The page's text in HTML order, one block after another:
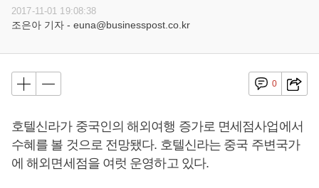
2017-11-01 19:08:38
조은아 기자 - euna@businesspost.co.kr
0
호텔신라가 중국인의 해외여행 증가로 면세점사업에서
수혜를 볼 것으로 전망됐다. 호텔신라는 중국 주변국가
에 해외면세점을 여럿 운영하고 있다.